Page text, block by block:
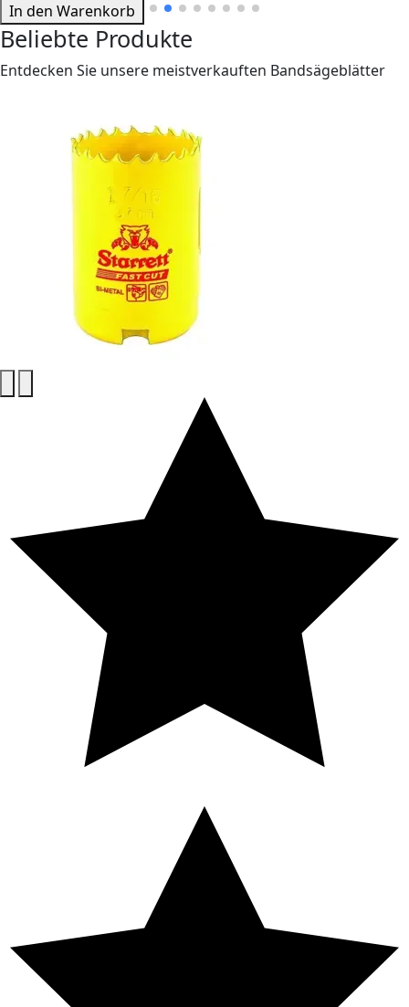
In den Warenkorb
Beliebte Produkte
Entdecken Sie unsere meistverkauften Bandsägeblätter